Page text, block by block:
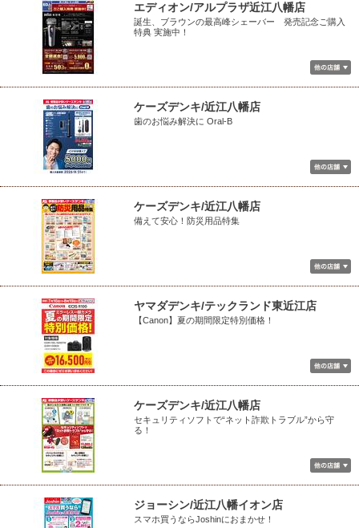
エディオン/アルプラザ近江八幡店
誕生、ブラウンの最高峰シェーバー 発売記念ご購入
特典 実施中！
ケーズデンキ/近江八幡店
歯のお悩み解決に Oral-B
ケーズデンキ/近江八幡店
備えて安心！防災用品特集
ヤマダデンキ/テックランド東近江店
【Canon】夏の期間限定特別価格！
ケーズデンキ/近江八幡店
セキュリティソフトで“ネット詐欺トラブル”から守
る！
ジョーシン/近江八幡イオン店
スマホ買うならJoshinにおまかせ！